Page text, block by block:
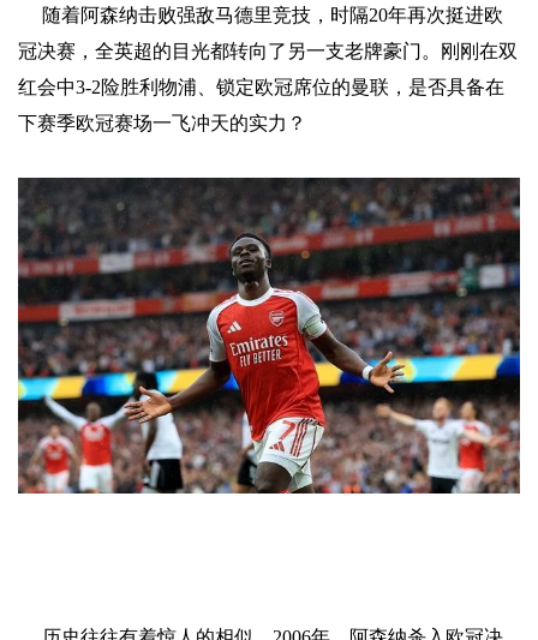
随着阿森纳击败强敌马德里竞技，时隔20年再次挺进欧
冠决赛，全英超的目光都转向了另一支老牌豪门。刚刚在双
红会中3-2险胜利物浦、锁定欧冠席位的曼联，是否具备在
下赛季欧冠赛场一飞冲天的实力？